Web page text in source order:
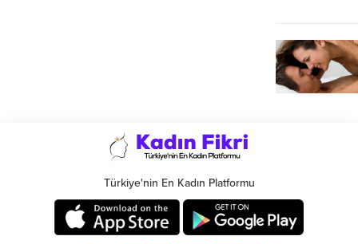
Türkiye'nin En Kadın Platformu